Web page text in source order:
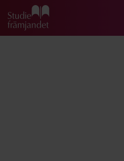
Gå till studiefrämjandets startsida